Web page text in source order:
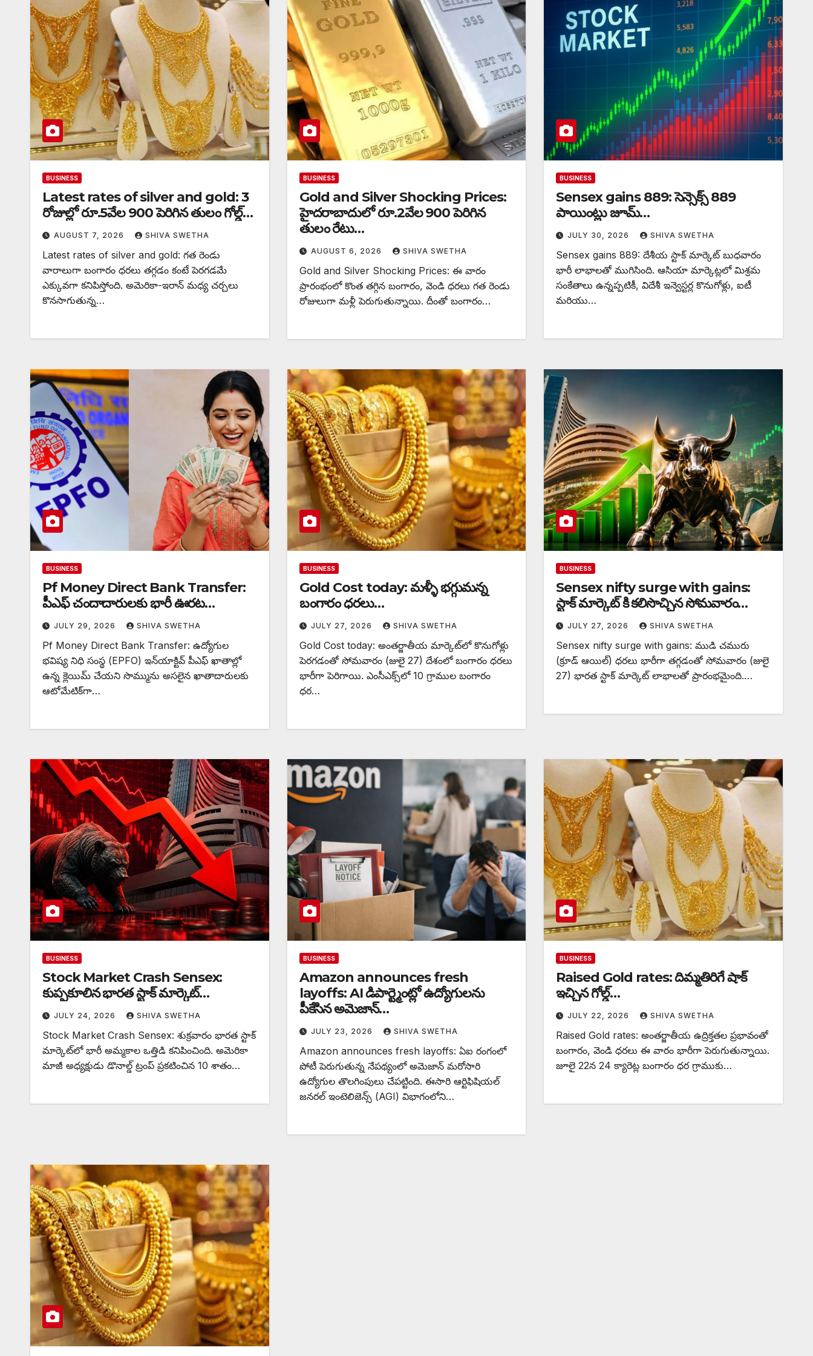
BUSINESS
Latest rates of silver and gold: 3
రోజుల్లో రూ.5వేల 900 పెరిగిన తులం గోల్డ్…
AUGUST 7, 2026 SHIVA SWETHA
Latest rates of silver and gold: గత రెండు
వారాలుగా బంగారం ధరలు తగ్గడం కంటే పెరగడమే
ఎక్కువగా కనిపిస్తోంది. అమెరికా-ఇరాన్ మధ్య చర్చలు
కొనసాగుతున్న…
BUSINESS
Gold and Silver Shocking Prices:
హైదరాబాదులో రూ.2వేల 900 పెరిగిన
తులం రేటు…
AUGUST 6, 2026 SHIVA SWETHA
Gold and Silver Shocking Prices: ఈ వారం
ప్రారంభంలో కొంత తగ్గిన బంగారం, వెండి ధరలు గత రెండు
రోజులుగా మళ్లీ పెరుగుతున్నాయి. దీంతో బంగారం…
BUSINESS
Sensex gains 889: సెన్సెక్స్ 889
పాయింట్లు జూమ్‌‌…
JULY 30, 2026 SHIVA SWETHA
Sensex gains 889: దేశీయ స్టాక్ మార్కెట్ బుధవారం
భారీ లాభాలతో ముగిసింది. ఆసియా మార్కెట్లలో మిశ్రమ
సంకేతాలు ఉన్నప్పటికీ, విదేశీ ఇన్వెస్టర్ల కొనుగోళ్లు, ఐటీ
మరియు…
BUSINESS
Pf Money Direct Bank Transfer:
పీఎఫ్ చందాదారులకు భారీ ఊరట…
JULY 29, 2026 SHIVA SWETHA
Pf Money Direct Bank Transfer: ఉద్యోగుల
భవిష్య నిధి సంస్థ (EPFO) ఇన్‌యాక్టివ్ పీఎఫ్ ఖాతాల్లో
ఉన్న క్లెయిమ్ చేయని సొమ్మును అసలైన ఖాతాదారులకు
ఆటోమేటిక్‌గా…
BUSINESS
Gold Cost today: మళ్ళీ భగ్గుమన్న
బంగారం ధరలు…
JULY 27, 2026 SHIVA SWETHA
Gold Cost today: అంతర్జాతీయ మార్కెట్‌లో కొనుగోళ్లు
పెరగడంతో సోమవారం (జులై 27) దేశంలో బంగారం ధరలు
భారీగా పెరిగాయి. ఎంసీఎక్స్‌లో 10 గ్రాముల బంగారం
ధర…
BUSINESS
Sensex nifty surge with gains:
స్టాక్ మార్కెట్ కి కలిసొచ్చిన సోమవారం…
JULY 27, 2026 SHIVA SWETHA
Sensex nifty surge with gains: ముడి చమురు
(క్రూడ్ ఆయిల్) ధరలు భారీగా తగ్గడంతో సోమవారం (జులై
27) భారత స్టాక్ మార్కెట్ లాభాలతో ప్రారంభమైంది.…
BUSINESS
Stock Market Crash Sensex:
కుప్పకూలిన భారత స్టాక్ మార్కెట్…
JULY 24, 2026 SHIVA SWETHA
Stock Market Crash Sensex: శుక్రవారం భారత స్టాక్
మార్కెట్‌లో భారీ అమ్మకాల ఒత్తిడి కనిపించింది. అమెరికా
మాజీ అధ్యక్షుడు డొనాల్డ్ ట్రంప్ ప్రకటించిన 10 శాతం…
BUSINESS
Amazon announces fresh
layoffs: AI డిపార్ట్మెంట్లో ఉద్యోగులను
పీకేసిన అమెజాన్…
JULY 23, 2026 SHIVA SWETHA
Amazon announces fresh layoffs: ఏఐ రంగంలో
పోటీ పెరుగుతున్న నేపథ్యంలో అమెజాన్ మరోసారి
ఉద్యోగుల తొలగింపులు చేపట్టింది. ఈసారి ఆర్టిఫిషియల్
జనరల్ ఇంటెలిజెన్స్ (AGI) విభాగంలోని…
BUSINESS
Raised Gold rates: దిమ్మతిరిగే షాక్
ఇచ్చిన గోల్డ్…
JULY 22, 2026 SHIVA SWETHA
Raised Gold rates: అంతర్జాతీయ ఉద్రిక్తతల ప్రభావంతో
బంగారం, వెండి ధరలు ఈ వారం భారీగా పెరుగుతున్నాయి.
జూలై 22న 24 క్యారెట్ల బంగారం ధర గ్రాముకు…